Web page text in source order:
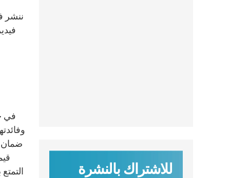
في
ضمان
للاشتراك بالنشرة